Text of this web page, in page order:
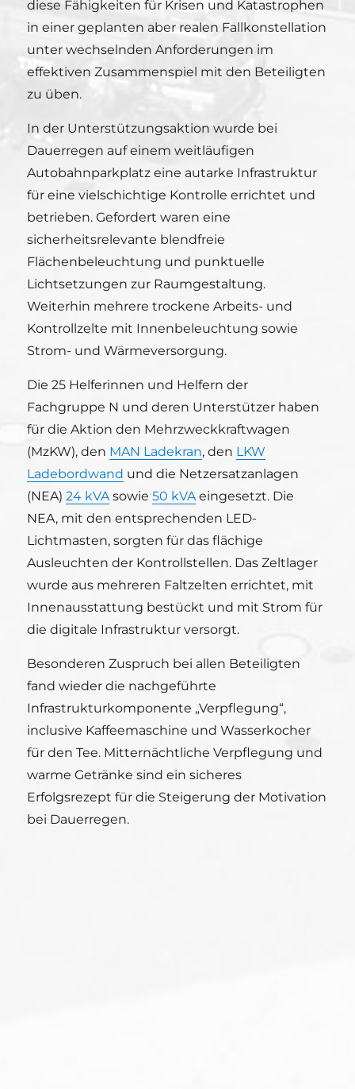
diese Fähigkeiten für Krisen und Katastrophen
in einer geplanten aber realen Fallkonstellation
unter wechselnden Anforderungen im
effektiven Zusammenspiel mit den Beteiligten
zu üben.
In der Unterstützungsaktion wurde bei
Dauerregen auf einem weitläufigen
Autobahnparkplatz eine autarke Infrastruktur
für eine vielschichtige Kontrolle errichtet und
betrieben. Gefordert waren eine
sicherheitsrelevante blendfreie
Flächenbeleuchtung und punktuelle
Lichtsetzungen zur Raumgestaltung.
Weiterhin mehrere trockene Arbeits- und
Kontrollzelte mit Innenbeleuchtung sowie
Strom- und Wärmeversorgung.
Die 25 Helferinnen und Helfern der
Fachgruppe N und deren Unterstützer haben
für die Aktion den Mehrzweckkraftwagen
(MzKW), den MAN Ladekran, den LKW
Ladebordwand und die Netzersatzanlagen
(NEA)24 kVAsowie50 kVAeingesetzt. Die
NEA, mit den entsprechenden LED-
Lichtmasten, sorgten für das flächige
Ausleuchten der Kontrollstellen. Das Zeltlager
wurde aus mehreren Faltzelten errichtet, mit
Innenausstattung bestückt und mit Strom für
die digitale Infrastruktur versorgt.
Besonderen Zuspruch bei allen Beteiligten
fand wieder die nachgeführte
Infrastrukturkomponente „Verpflegung“,
inclusive Kaffeemaschine und Wasserkocher
für den Tee. Mitternächtliche Verpflegung und
warme Getränke sind ein sicheres
Erfolgsrezept für die Steigerung der Motivation
bei Dauerregen.